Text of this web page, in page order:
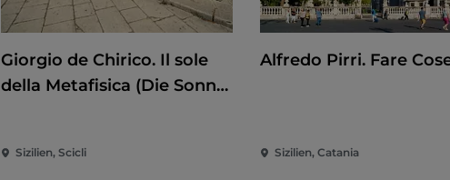
Giorgio de Chirico. Il sole
della Metafisica (Die Sonne
Sizilien, Scicli
Alfredo Pirri. Fare
Sizilien, Catania